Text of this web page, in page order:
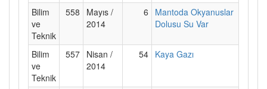
Bilim
ve
Teknik
558
Mayıs /
2014
6
Mantoda Okyanuslar
Dolusu Su Var
Bilim
ve
Teknik
557 Nisan /
2014
54 Kaya Gazı